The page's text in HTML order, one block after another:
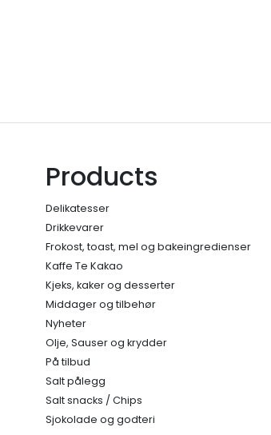
Products
Delikatesser
Drikkevarer
Frokost, toast, mel og bakeingredienser
Kaffe Te Kakao
Kjeks, kaker og desserter
Middager og tilbehør
Nyheter
Olje, Sauser og krydder
På tilbud
Salt pålegg
Salt snacks / Chips
Sjokolade og godteri